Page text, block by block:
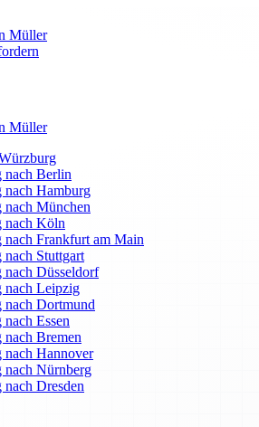
Müller
Müller
nach Berlin
Hamburg
München
nach Köln
Frankfurt am Main
Stuttgart
Düsseldorf
nach Leipzig
Dortmund
Essen
Bremen
Hannover
Nürnberg
Dresden